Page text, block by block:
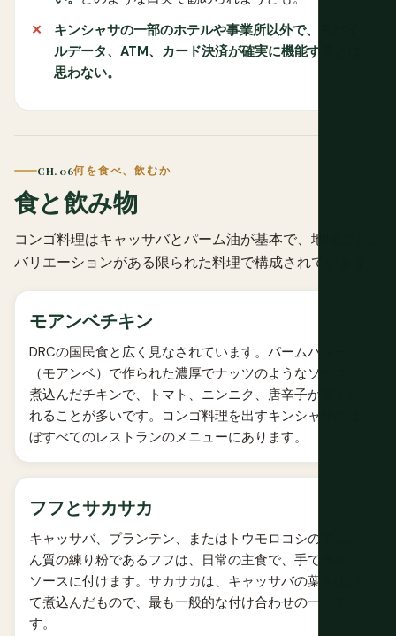
キンシャサの一部のホテルや事業所以外で、モバイ
ルデータ、ATM、カード決済が確実に機能するとは
思わない。
CH. 06何を食べ、飲むか
食と飲み物
コンゴ料理はキャッサバとパーム油が基本で、地域ごとに
バリエーションがある限られた料理で構成されています。
モアンベチキン
DRCの国民食と広く見なされています。パームバター
（モアンベ）で作られた濃厚でナッツのようなソースで
煮込んだチキンで、トマト、ニンニク、唐辛子が加えら
れることが多いです。コンゴ料理を出すキンシャサのほ
ぼすべてのレストランのメニューにあります。
フフとサカサカ
キャッサバ、プランテン、またはトウモロコシのでんぷ
ん質の練り粉であるフフは、日常の主食で、手で食べて
ソースに付けます。サカサカは、キャッサバの葉を叩い
て煮込んだもので、最も一般的な付け合わせの一つで
す。